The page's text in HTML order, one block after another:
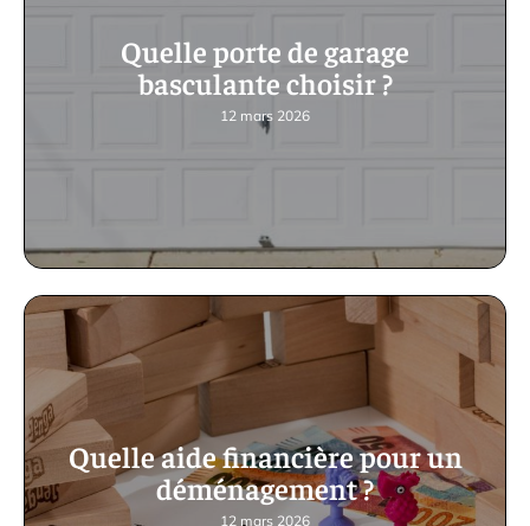
Quelle porte de garage
basculante choisir ?
12 mars 2026
Quelle aide financière pour un
déménagement ?
12 mars 2026